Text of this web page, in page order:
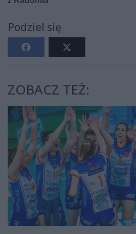
Podziel się
ZOBACZ TEŻ: